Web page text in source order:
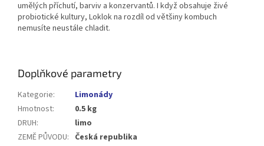
umělých příchutí, barviv a konzervantů. I když obsahuje živé
probiotické kultury, Loklok na rozdíl od většiny kombuch
nemusíte neustále chladit.
Doplňkové parametry
Kategorie:
Limonády
Hmotnost:
0.5 kg
DRUH:
limo
ZEMĚ PŮVODU: Česká republika